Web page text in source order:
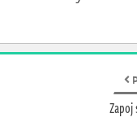
Zapoj